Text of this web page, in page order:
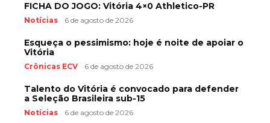
FICHA DO JOGO: Vitória 4×0 Athletico-PR
Notícias 6 de agosto de 2026
Esqueça o pessimismo: hoje é noite de apoiar o
Vitória
Crônicas ECV 6 de agosto de 2026
Talento do Vitória é convocado para defender
a Seleção Brasileira sub-15
Notícias 6 de agosto de 2026